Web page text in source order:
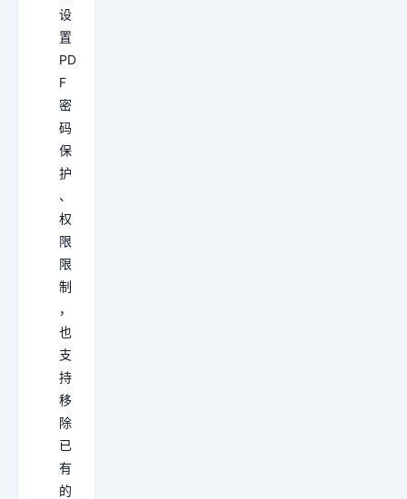
设
置
PD
F
密
码
保
护
、
权
限
限
制
，
也
支
持
移
除
已
有
的